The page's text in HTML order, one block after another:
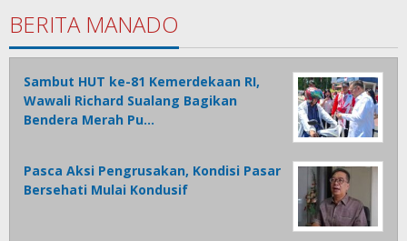
BERITA MANADO
Sambut HUT ke-81 Kemerdekaan RI,
Wawali Richard Sualang Bagikan
Bendera Merah Pu…
Pasca Aksi Pengrusakan, Kondisi Pasar
Bersehati Mulai Kondusif